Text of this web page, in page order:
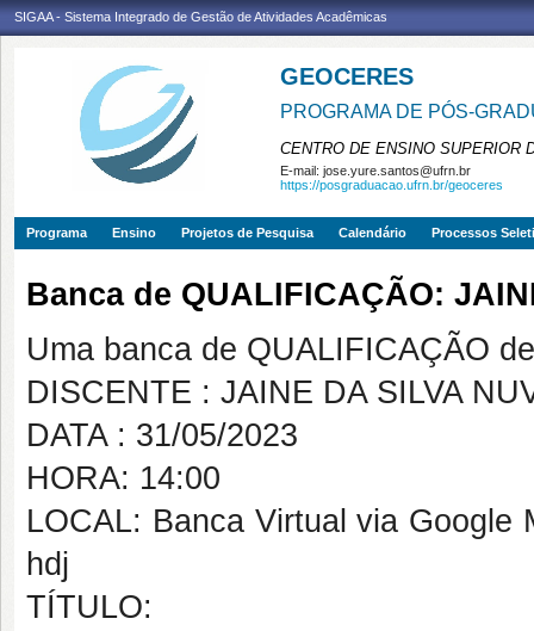
SIGAA - Sistema Integrado de Gestão de Atividades Acadêmicas
GEOCERES
PROGRAMA DE PÓS-
CENTRO DE ENSINO SUPERIOR
E-mail: jose.yure.santos@ufrn.br
https://posgraduacao.ufrn.br/geoceres
Programa Ensino Projetos de Pesquisa Calendário Processos
Banca de QUALIFICAÇÃO:
Uma banca de QUALIFICAÇÃO
DISCENTE : JAINE DA SILVA
DATA : 31/05/2023
HORA: 14:00
LOCAL: Banca Virtual via Google
hdj
TÍTULO: